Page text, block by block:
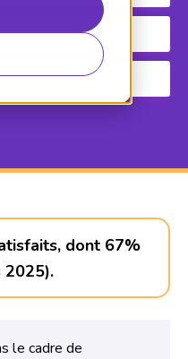
distance
dont 67%
2025).
le cadre de